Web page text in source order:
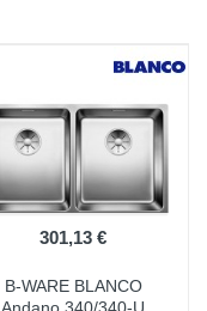
301,13 €
B-WARE BLANCO